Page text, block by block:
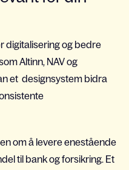
digitalisering og bedre
Altinn, NAV og
et designsystem bidra
om å levere enestående
til bank og forsikring. Et